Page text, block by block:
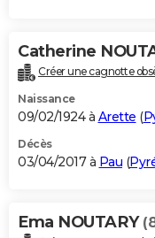
Catherine
Créer une cagnotte
Naissance
09/02/1924 à Arette (
Décès
03/04/2017 à Pau (
Ema NOUTARY